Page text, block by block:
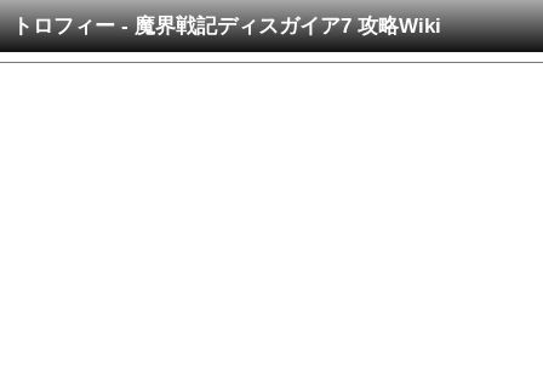
トロフィー - 魔界戦記ディスガイア7 攻略Wiki